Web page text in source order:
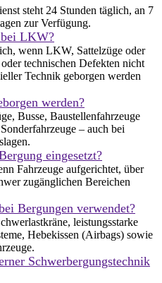
steht 24 Stunden täglich, an 7
zur Verfügung.
bei LKW?
wenn LKW, Sattelzüge oder
technischen Defekten nicht
Technik geborgen werden
werden?
Busse, Baustellenfahrzeuge
– auch bei
eingesetzt?
Fahrzeuge aufgerichtet, über
zugänglichen Bereichen
Bergungen verwendet?
leistungsstarke
Hebekissen (Airbags) sowie
Schwerbergungstechnik